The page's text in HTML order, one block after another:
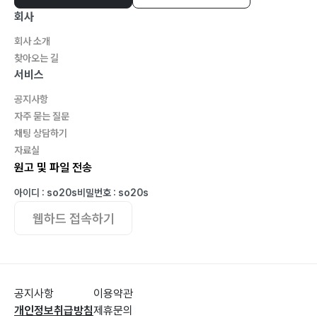
신문&누리집 076
문자가 아닌 숫자로 소통을 했다고? 생각 모으기 | 뉴스
078
인공지능에게 프랑스어 공부에 대해서 상담해 볼까? 검색
하기 | 인공지능 080
조상들의 지혜가 담긴 센스있는 말을 써 볼까? 협력하기 |
속담사전 082
독서 프로그램을 신청해 볼까? 분석하기 | 가정통신문
084
다른 사람 콘텐츠를 따라 해도 될까? 분석&생산 | 단행본
상상 속 미래 미디어, 우리가 만날 날은 언제일까? 검색하
기 | 단행본 090
회사
회사 소개
찾아오는 길
서비스
공지사항
자주 묻는 질문
채팅 상담하기
자료실
원고 및 파일 전송
아이디 : so20s비밀번호 : so20s
웹하드 접속하기
공지사항
개인정보취급방침
이용약관
제휴문의